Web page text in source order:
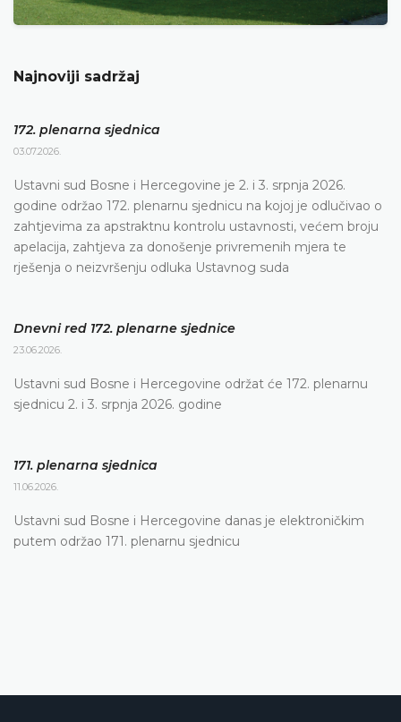
Najnoviji sadržaj
172. plenarna sjednica
03.07.2026.
Ustavni sud Bosne i Hercegovine je 2. i 3. srpnja 2026.
godine održao 172. plenarnu sjednicu na kojoj je odlučivao o
zahtjevima za apstraktnu kontrolu ustavnosti, većem broju
apelacija, zahtjeva za donošenje privremenih mjera te
rješenja o neizvršenju odluka Ustavnog suda
Dnevni red 172. plenarne sjednice
23.06.2026.
Ustavni sud Bosne i Hercegovine održat će 172. plenarnu
sjednicu 2. i 3. srpnja 2026. godine
171. plenarna sjednica
11.06.2026.
Ustavni sud Bosne i Hercegovine danas je elektroničkim
putem održao 171. plenarnu sjednicu